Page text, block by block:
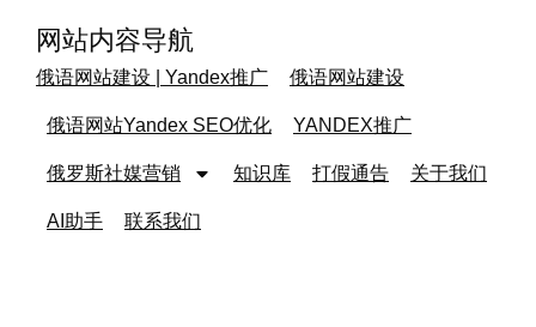
网站内容导航
俄语网站建设 | Yandex推广 俄语网站建设
俄语网站Yandex SEO优化 YANDEX推广
俄罗斯社媒营销 知识库 打假通告 关于我们
AI助手 联系我们